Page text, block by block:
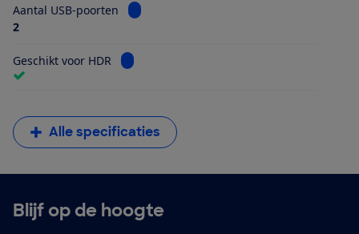
Aantal USB-poorten
Bekijk informatie voor Aantal USB-poorten
2
Geschikt voor HDR Bekijk informatie voor Geschikt voor HDR
Alle specificaties
Blijf op de hoogte